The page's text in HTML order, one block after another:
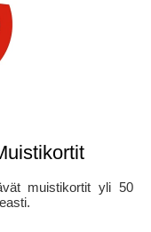
muistikortit yli 50